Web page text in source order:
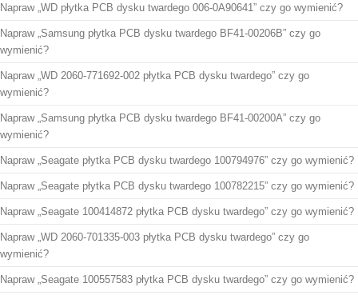
Napraw „WD płytka PCB dysku twardego 006-0A90641” czy go wymienić?
Napraw „Samsung płytka PCB dysku twardego BF41-00206B” czy go
wymienić?
Napraw „WD 2060-771692-002 płytka PCB dysku twardego” czy go
wymienić?
Napraw „Samsung płytka PCB dysku twardego BF41-00200A” czy go
wymienić?
Napraw „Seagate płytka PCB dysku twardego 100794976” czy go wymienić?
Napraw „Seagate płytka PCB dysku twardego 100782215” czy go wymienić?
Napraw „Seagate 100414872 płytka PCB dysku twardego” czy go wymienić?
Napraw „WD 2060-701335-003 płytka PCB dysku twardego” czy go
wymienić?
Napraw „Seagate 100557583 płytka PCB dysku twardego” czy go wymienić?